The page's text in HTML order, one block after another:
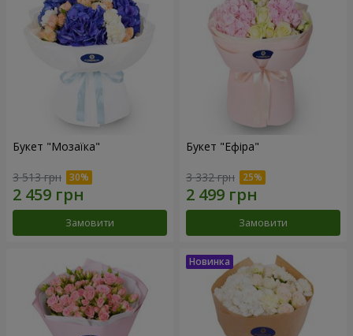
Букет "Мозаїка"
3 513 грн
Замовити
Букет "Ефіра"
3 332 грн
Замовити